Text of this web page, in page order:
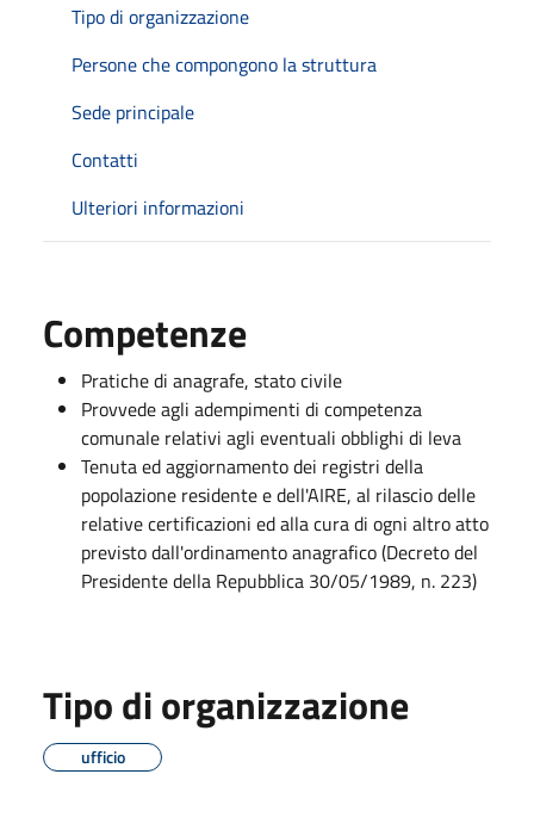
Tipo di organizzazione
Persone che compongono la struttura
Sede principale
Contatti
Ulteriori informazioni
Competenze
Pratiche di anagrafe, stato civile
Provvede agli adempimenti di competenza
comunale relativi agli eventuali obblighi di leva
Tenuta ed aggiornamento dei registri della
popolazione residente e dell'AIRE, al rilascio delle
relative certificazioni ed alla cura di ogni altro atto
previsto dall'ordinamento anagrafico (Decreto del
Presidente della Repubblica 30/05/1989, n. 223)
Tipo di organizzazione
ufficio